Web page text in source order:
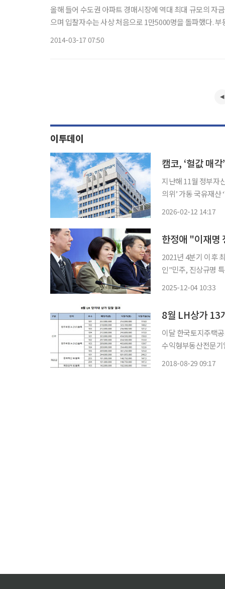
올해 들어 수도권 아파트 경매시장에 역대 최대 규모의 자금이 흘러든 것으로 나타났
으며 입찰자수는 사상 처음으로 1만5000명을 돌파했다. 부동산태인은 지난 1ㆍ2월 낙찰된 수도권 소재 아파트 낙찰가 총액이 5496
2014-03-17 07:50
이투데이
캠코, ‘헐값 매
지난해 11월 정부자
의위’ 가동 국유재산 ‘헐값 매각’ 논란으로 석 달 넘게 중단됐던 국유재산 매각이 재개됐다. 매
2026-02-12 14:17
한정애 "이재
2021년 4분기 이후
인"민주, 진상규명 특위 구성·재발
2025-12-04 10:33
8월 LH상가 13
이달 한국토지주택공
수익형부동산전문
2018-08-29 09:17